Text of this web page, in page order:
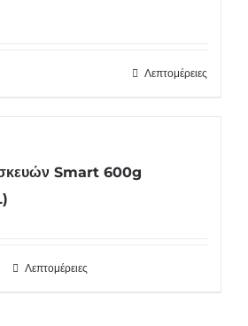
Λεπτομέρειες
Smart 600g
Λεπτομέρειες